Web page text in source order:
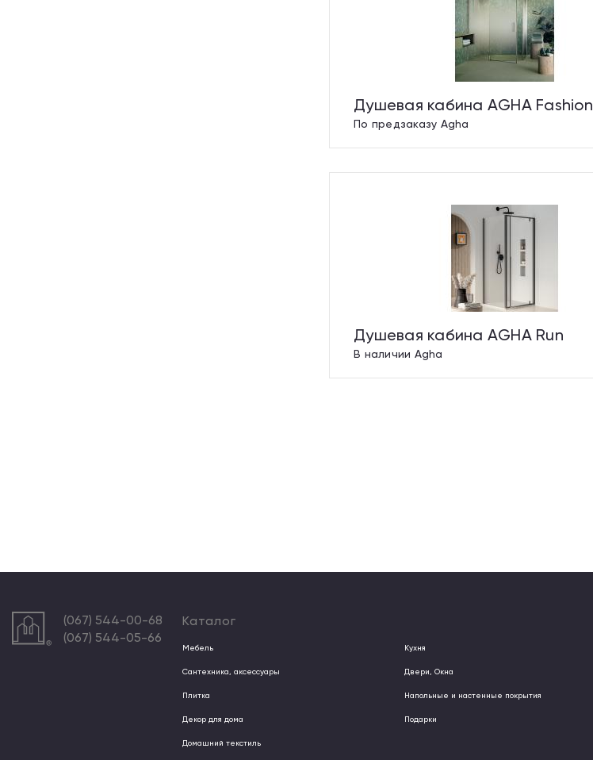
Душевая кабина AGHA Fashion
По предзаказу Agha
Душевая кабина AGHA Run
В наличии Agha
(067) 544-00-68
(067) 544-05-66
Каталог
Мебель Кухня
Сантехника, аксессуары Двери, Окна
Плитка Напольные и настенные покрытия
Декор для дома Подарки
Домашний текстиль